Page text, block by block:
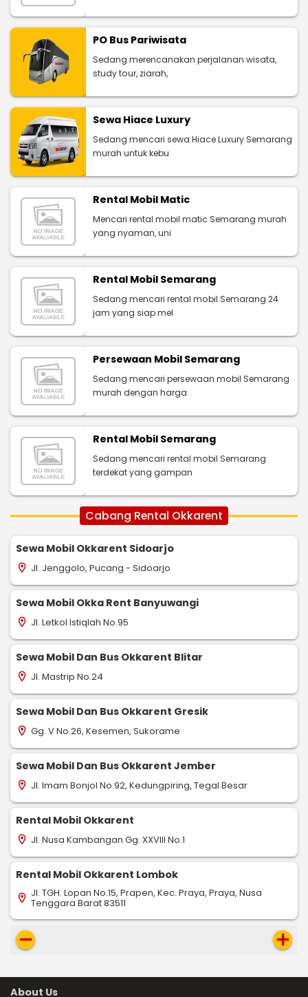
PO Bus Pariwisata
Sedang merencanakan perjalanan wisata,
study tour, ziarah,
Sewa Hiace Luxury
Sedang mencari sewa Hiace Luxury Semarang
murah untuk kebu
Rental Mobil Matic
Mencari rental mobil matic Semarang murah
yang nyaman, uni
Rental Mobil Semarang
Sedang mencari rental mobil Semarang 24
jam yang siap mel
Persewaan Mobil Semarang
Sedang mencari persewaan mobil Semarang
murah dengan harga
Rental Mobil Semarang
Sedang mencari rental mobil Semarang
terdekat yang gampan
Cabang Rental Okkarent
Sewa Mobil Okkarent Sidoarjo
location_on Jl. Jenggolo, Pucang - Sidoarjo
Sewa Mobil Okka Rent Banyuwangi
location_on Jl. Letkol Istiqlah No.95
Sewa Mobil Dan Bus Okkarent Blitar
location_on Jl. Mastrip No.24
Sewa Mobil Dan Bus Okkarent Gresik
location_on Gg. V No.26, Kesemen, Sukorame
Sewa Mobil Dan Bus Okkarent Jember
location_on Jl. Imam Bonjol No.92, Kedungpiring, Tegal Besar
Rental Mobil Okkarent
location_on Jl. Nusa Kambangan Gg. XXVIII No.1
Rental Mobil Okkarent Lombok
location_on Jl. TGH. Lopan No.15, Prapen, Kec. Praya, Praya, Nusa
Tenggara Barat 83511
remove add
About Us